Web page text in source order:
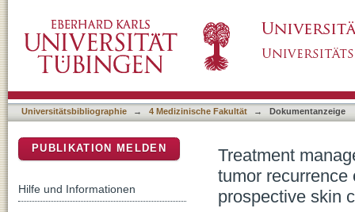
therapy: a multicenter study from the
Universitätsbibliographie → 4 Medizinische Fakultät → Dokumentanzeige
Treatment
tumor recurrence
prospective skin
PUBLIKATION MELDEN
Hilfe und Informationen